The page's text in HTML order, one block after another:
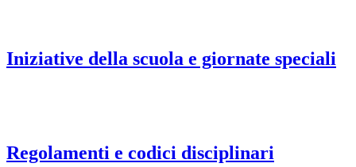
Iniziative della scuola e giornate speciali
Regolamenti e codici disciplinari